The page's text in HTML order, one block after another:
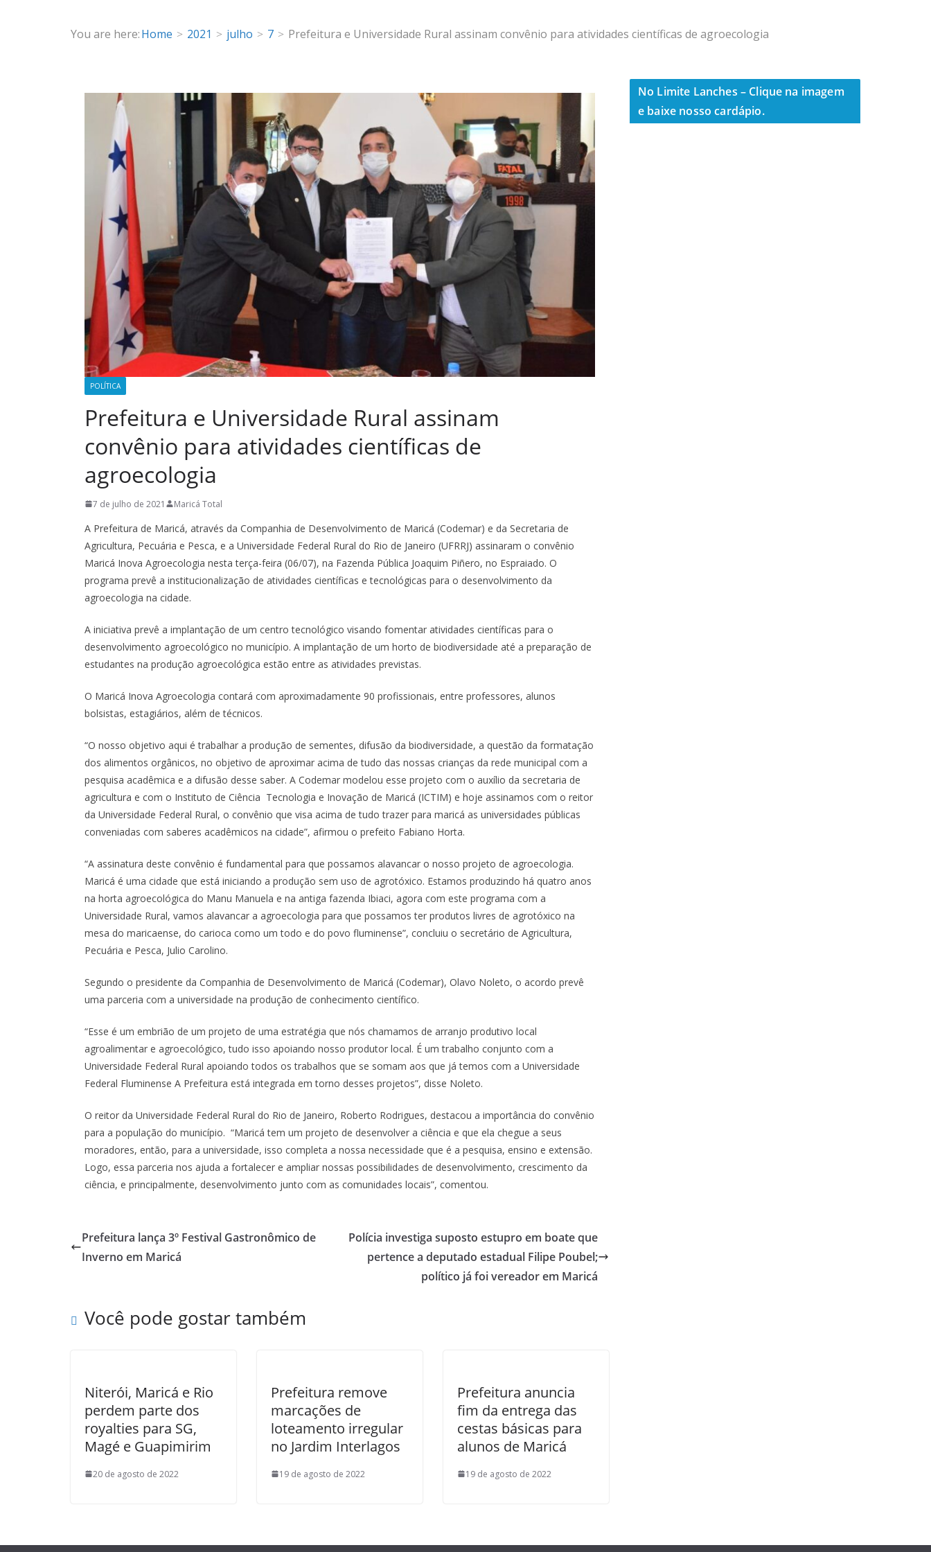
You are here:Home 2021 julho 7 Prefeitura e Universidade Rural assinam convênio para atividades científicas de agroecologia
POLÍTICA
Prefeitura e Universidade Rural assinam
convênio para atividades científicas de
agroecologia
7 de julho de 2021 Maricá Total
A Prefeitura de Maricá, através da Companhia de Desenvolvimento de Maricá (Codemar) e da Secretaria de
Agricultura, Pecuária e Pesca, e a Universidade Federal Rural do Rio de Janeiro (UFRRJ) assinaram o convênio
Maricá Inova Agroecologia nesta terça-feira (06/07), na Fazenda Pública Joaquim Piñero, no Espraiado. O
programa prevê a institucionalização de atividades científicas e tecnológicas para o desenvolvimento da
agroecologia na cidade.
A iniciativa prevê a implantação de um centro tecnológico visando fomentar atividades científicas para o
desenvolvimento agroecológico no município. A implantação de um horto de biodiversidade até a preparação de
estudantes na produção agroecológica estão entre as atividades previstas.
O Maricá Inova Agroecologia contará com aproximadamente 90 profissionais, entre professores, alunos
bolsistas, estagiários, além de técnicos.
“O nosso objetivo aqui é trabalhar a produção de sementes, difusão da biodiversidade, a questão da formatação
dos alimentos orgânicos, no objetivo de aproximar acima de tudo das nossas crianças da rede municipal com a
pesquisa acadêmica e a difusão desse saber. A Codemar modelou esse projeto com o auxílio da secretaria de
agricultura e com o Instituto de Ciência Tecnologia e Inovação de Maricá (ICTIM) e hoje assinamos com o reitor
da Universidade Federal Rural, o convênio que visa acima de tudo trazer para maricá as universidades públicas
conveniadas com saberes acadêmicos na cidade”, afirmou o prefeito Fabiano Horta.
“A assinatura deste convênio é fundamental para que possamos alavancar o nosso projeto de agroecologia.
Maricá é uma cidade que está iniciando a produção sem uso de agrotóxico. Estamos produzindo há quatro anos
na horta agroecológica do Manu Manuela e na antiga fazenda Ibiaci, agora com este programa com a
Universidade Rural, vamos alavancar a agroecologia para que possamos ter produtos livres de agrotóxico na
mesa do maricaense, do carioca como um todo e do povo fluminense”, concluiu o secretário de Agricultura,
Pecuária e Pesca, Julio Carolino.
Segundo o presidente da Companhia de Desenvolvimento de Maricá (Codemar), Olavo Noleto, o acordo prevê
uma parceria com a universidade na produção de conhecimento científico.
“Esse é um embrião de um projeto de uma estratégia que nós chamamos de arranjo produtivo local
agroalimentar e agroecológico, tudo isso apoiando nosso produtor local. É um trabalho conjunto com a
Universidade Federal Rural apoiando todos os trabalhos que se somam aos que já temos com a Universidade
Federal Fluminense A Prefeitura está integrada em torno desses projetos”, disse Noleto.
O reitor da Universidade Federal Rural do Rio de Janeiro, Roberto Rodrigues, destacou a importância do convênio
para a população do município. “Maricá tem um projeto de desenvolver a ciência e que ela chegue a seus
moradores, então, para a universidade, isso completa a nossa necessidade que é a pesquisa, ensino e extensão.
Logo, essa parceria nos ajuda a fortalecer e ampliar nossas possibilidades de desenvolvimento, crescimento da
ciência, e principalmente, desenvolvimento junto com as comunidades locais”, comentou.
Prefeitura lança 3º Festival Gastronômico de
Inverno em Maricá
Polícia investiga suposto estupro em boate que
pertence a deputado estadual Filipe Poubel;
político já foi vereador em Maricá
Você pode gostar também
Niterói, Maricá e Rio
perdem parte dos
royalties para SG,
Magé e Guapimirim
20 de agosto de 2022
Prefeitura remove
marcações de
loteamento irregular
no Jardim Interlagos
19 de agosto de 2022
Prefeitura anuncia
fim da entrega das
cestas básicas para
alunos de Maricá
19 de agosto de 2022
No Limite Lanches – Clique na imagem
e baixe nosso cardápio.